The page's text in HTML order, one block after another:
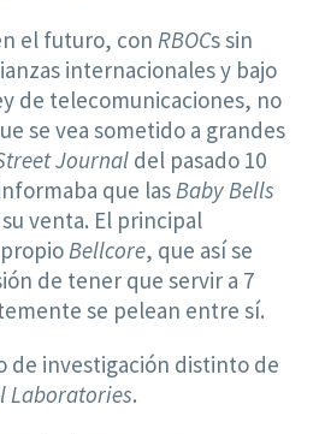
el futuro, con RBOCs sin
internacionales y bajo
de telecomunicaciones, no
se vea sometido a grandes
Journal del pasado 10
que las Baby Bells
venta. El principal
Bellcore, que así se
de tener que servir a 7
se pelean entre sí.
investigación distinto de
Laboratories.